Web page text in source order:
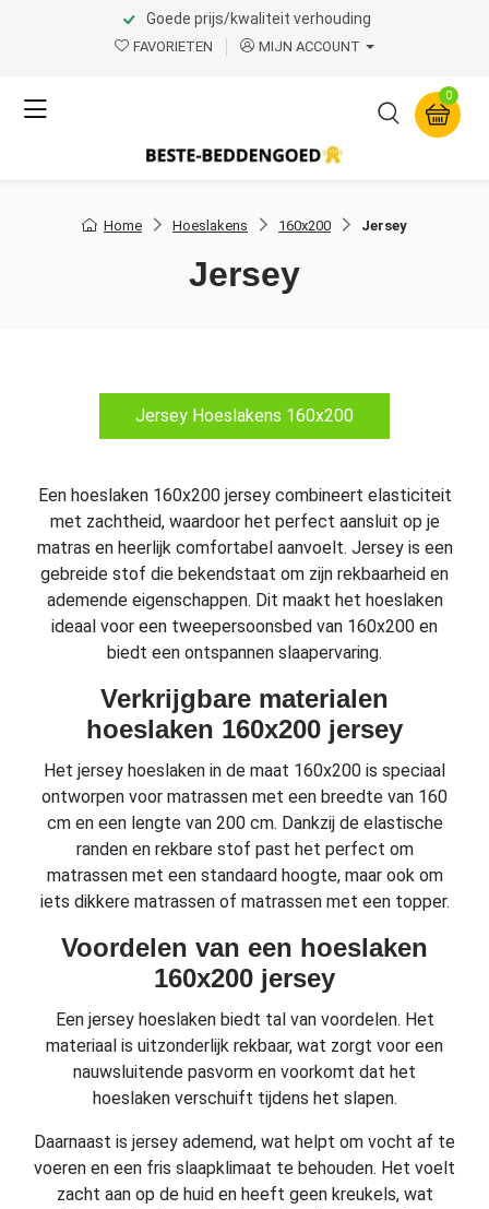
Goede prijs/kwaliteit verhouding
FAVORIETEN MIJN ACCOUNT
0
Home Hoeslakens 160x200 Jersey
Jersey
Jersey Hoeslakens 160x200
Een hoeslaken 160x200 jersey combineert elasticiteit
met zachtheid, waardoor het perfect aansluit op je
matras en heerlijk comfortabel aanvoelt. Jersey is een
gebreide stof die bekendstaat om zijn rekbaarheid en
ademende eigenschappen. Dit maakt het hoeslaken
ideaal voor een tweepersoonsbed van 160x200 en
biedt een ontspannen slaapervaring.
Verkrijgbare materialen
hoeslaken 160x200 jersey
Het jersey hoeslaken in de maat 160x200 is speciaal
ontworpen voor matrassen met een breedte van 160
cm en een lengte van 200 cm. Dankzij de elastische
randen en rekbare stof past het perfect om
matrassen met een standaard hoogte, maar ook om
iets dikkere matrassen of matrassen met een topper.
Voordelen van een hoeslaken
160x200 jersey
Een jersey hoeslaken biedt tal van voordelen. Het
materiaal is uitzonderlijk rekbaar, wat zorgt voor een
nauwsluitende pasvorm en voorkomt dat het
hoeslaken verschuift tijdens het slapen.
Daarnaast is jersey ademend, wat helpt om vocht af te
voeren en een fris slaapklimaat te behouden. Het voelt
zacht aan op de huid en heeft geen kreukels, wat